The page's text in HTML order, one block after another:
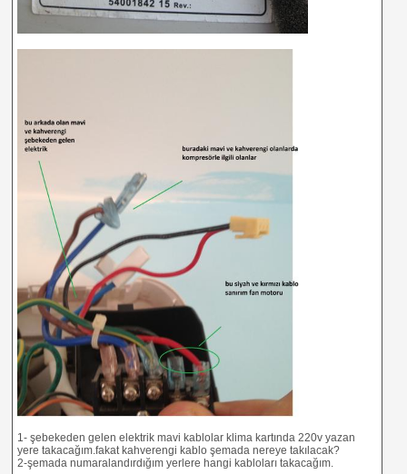
1- şebekeden gelen elektrik mavi kablolar klima kartında 220v yazan
yere takacağım.fakat kahverengi kablo şemada nereye takılacak?
2-şemada numaralandırdığım yerlere hangi kabloları takacağım.